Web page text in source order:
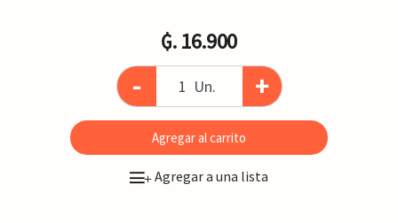
₲. 16.900
- Un. +
Agregar al carrito
+Agregar a una lista